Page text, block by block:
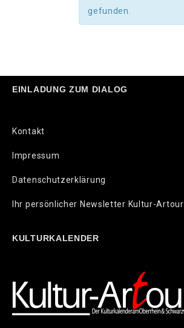
gefunden.
EINLADUNG ZUM DIALOG
Kontakt
Impressum
Datenschutzerklärung
Ihr persönlicher Newsletter Kultur-Artour
KULTURKALENDER